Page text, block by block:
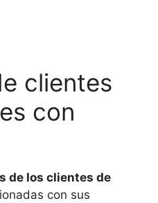
clientes
con
de los clientes de
con sus